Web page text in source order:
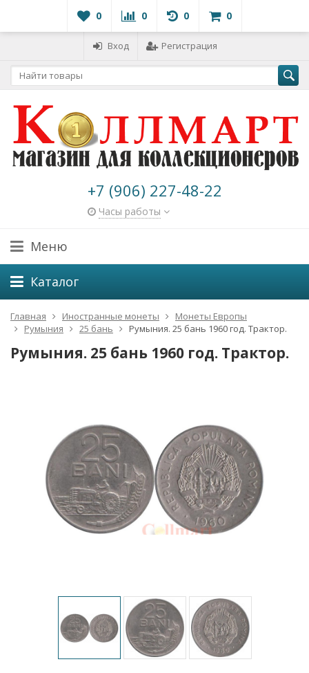
0 0 0 0
Вход Регистрация
+7 (906) 227-48-22
Часы работы
Меню
Каталог
Главная Иностранные монеты
Монеты Европы
Румыния
25 бань Румыния. 25 бань 1960 год. Трактор.
Румыния. 25 бань 1960 год. Трактор.